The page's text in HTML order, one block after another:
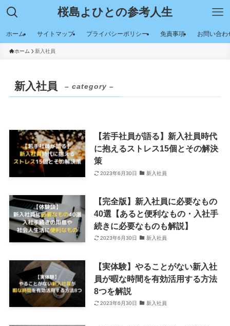
桜島よひとの参考人生
ホーム サイトマップ プライバシーポリシー 免責事項 お問い合わ
ホーム 新入社員
新入社員 – category –
【若手社員が語る】新入社員時代
に抱えるストレス15個とその解決
策
2023年6月30日 新入社員
【完全版】新入社員に必要なもの
40選【あると便利なもの・入社手
続きに必要なものも解説】
2023年6月30日 新入社員
【実体験】やることがない新入社
員が暇な時間を有効活用する方法
8つを解説
2023年6月30日 新入社員